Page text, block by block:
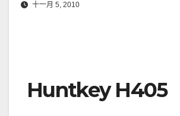
十一月 5, 2010
Huntkey H405